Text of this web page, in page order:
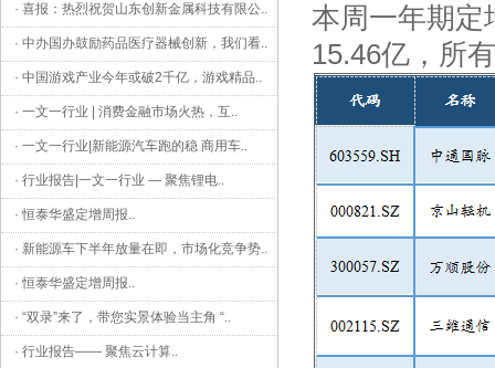
· 喜报：热烈祝贺山东创新金属科技有限公..
· 中办国办鼓励药品医疗器械创新，我们看..
· 中国游戏产业今年或破2千亿，游戏精品..
· 一文一行业 | 消费金融市场火热，互..
· 一文一行业|新能源汽车跑的稳 商用车..
· 行业报告|一文一行业 — 聚焦锂电..
·恒泰华盛定增周报..
· 新能源车下半年放量在即，市场化竞争势..
·恒泰华盛定增周报..
· “双录”来了，带您实景体验当主角 “..
· 行业报告—— 聚焦云计算..
本周一年期定
15.46亿，所